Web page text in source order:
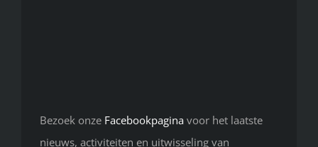
Bezoek onze Facebookpagina voor het laatste
nieuws, activiteiten en uitwisseling van